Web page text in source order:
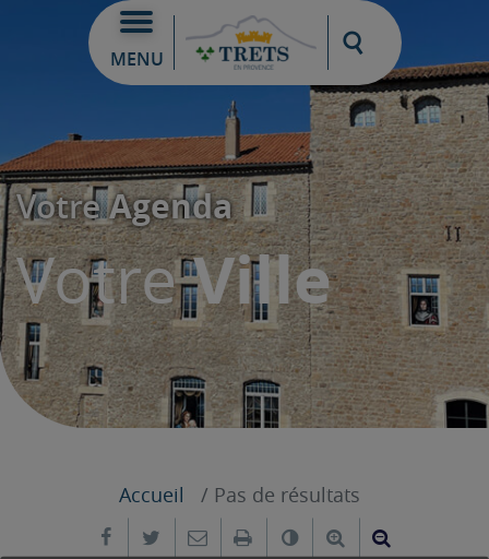
MENU
Moteur de
VotreAgenda
VotreVille
Accueil
Pas de résultats
Partager sur Facebook
Partager sur Twitter
Envoyer par e-mail
ImprimerChanger leAgrandir le